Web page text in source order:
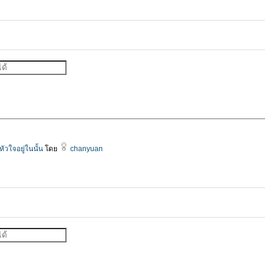
วใจอยู่ในนั้น โดย chanyuan